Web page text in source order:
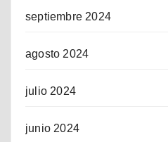
septiembre 2024
agosto 2024
julio 2024
junio 2024